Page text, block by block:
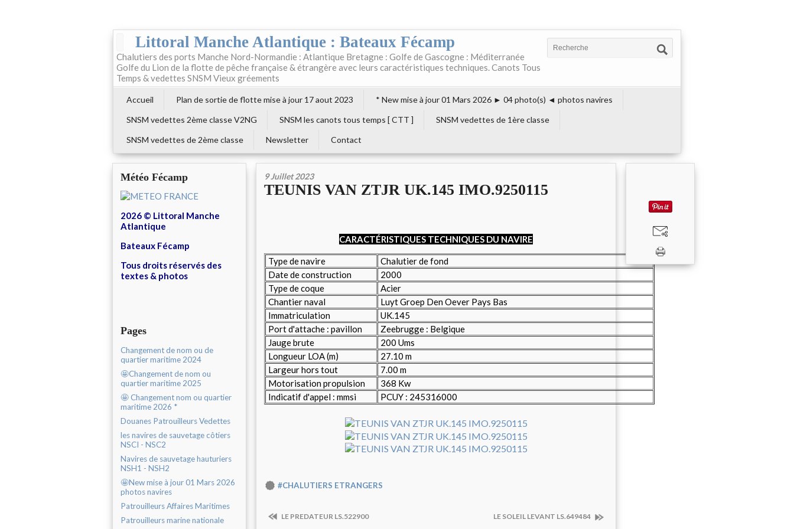
Littoral Manche Atlantique : Bateaux Fécamp
Chalutiers des ports Manche Nord-Normandie : Atlantique Bretagne : Golfe de Gascogne : Méditerranée
Golfe du Lion de la flotte de pêche française & étrangère avec leurs caractéristiques techniques. Canots Tous
Temps & vedettes SNSM Vieux gréements
Accueil Plan de sortie de flotte mise à jour 17 aout 2023
* New mise à jour 01 Mars 2026 ► 04 photo(s) ◄ photos navires
SNSM vedettes 2ème classe V2NG
SNSM les canots tous temps [ CTT ]
SNSM vedettes de 1ère classe
SNSM vedettes de 2ème classe
Newsletter Contact
Météo Fécamp
2026 © Littoral Manche
Atlantique
Bateaux Fécamp
Tous droits réservés des
textes & photos
Pages
Changement de nom ou de
quartier maritime 2024
🤩Changement de nom ou
quartier maritime 2025
🤩 Changement nom ou quartier
maritime 2026 *
Douanes Patrouilleurs Vedettes
les navires de sauvetage côtiers
NSCI - NSC2
Navires de sauvetage hauturiers
NSH1 - NSH2
🤩New mise à jour 01 Mars 2026
photos navires
Patrouilleurs Affaires Maritimes
Patrouilleurs marine nationale
9 Juillet 2023
TEUNIS VAN ZTJR UK.145 IMO.9250115
CARACTÉRISTIQUES TECHNIQUES DU NAVIRE
Type de navire
Chalutier de fond
Date de construction
2000
Type de coque
Acier
Chantier naval
Luyt Groep Den Oever Pays Bas
Immatriculation
UK.145
Port d'attache : pavillon
Zeebrugge : Belgique
Jauge brute
200 Ums
Longueur LOA (m)
27.10 m
Largeur hors tout
7.00 m
Motorisation propulsion
368 Kw
Indicatif d'appel : mmsi
PCUY : 245316000
#CHALUTIERS ETRANGERS
LE PREDATEUR LS.522900 LE SOLEIL LEVANT LS.649484